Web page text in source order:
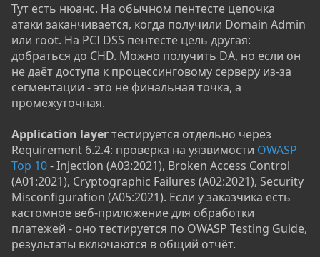
Тут есть нюанс. На обычном пентесте цепочка
атаки заканчивается, когда получили Domain Admin
или root. На PCI DSS пентесте цель другая:
добраться до CHD. Можно получить DA, но если он
не даёт доступа к процессинговому серверу из-за
сегментации - это не финальная точка, а
промежуточная.
Application layerтестируется отдельно через
Requirement 6.2.4: проверка на уязвимости OWASP
Top 10- Injection (A03:2021), Broken Access Control
(A01:2021), Cryptographic Failures (A02:2021), Security
Misconfiguration (A05:2021). Если у заказчика есть
кастомное веб-приложение для обработки
платежей - оно тестируется по OWASP Testing Guide,
результаты включаются в общий отчёт.